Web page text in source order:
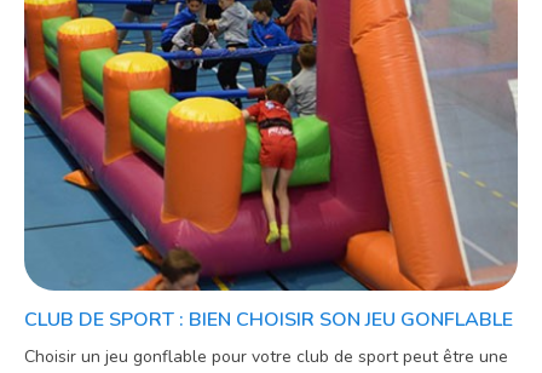
CLUB DE SPORT : BIEN CHOISIR SON JEU GONFLABLE
Choisir un jeu gonflable pour votre club de sport peut être une